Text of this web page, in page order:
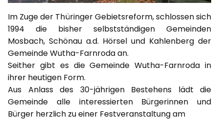
Im Zuge der Thüringer Gebietsreform, schlossen sich
1994 die bisher selbstständigen Gemeinden
Mosbach, Schönau a.d. Hörsel und Kahlenberg der
Gemeinde Wutha-Farnroda an.
Seither gibt es die Gemeinde Wutha-Farnroda in
ihrer heutigen Form.
Aus Anlass des 30-jährigen Bestehens lädt die
Gemeinde alle interessierten Bürgerinnen und
Bürger herzlich zu einer Festveranstaltung am